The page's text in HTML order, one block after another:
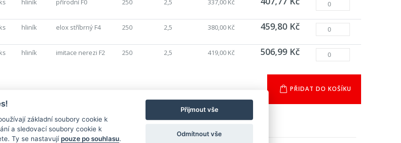
hliník přírodní F0 250 2,5 337,00 Kč
hliník elox stříbrný F4 250 2,5 380,00 Kč 459,80 Kč
hliník imitace nerezi F2 250 2,5 419,00 Kč 506,99 Kč
PŘIDAT DO KOŠÍKU
Nejnovější produkty
základní soubory cookie k
a sledovací soubory cookie k
Ty se nastavují pouze po souhlasu.
Přijmout vše
Odmítnout vše